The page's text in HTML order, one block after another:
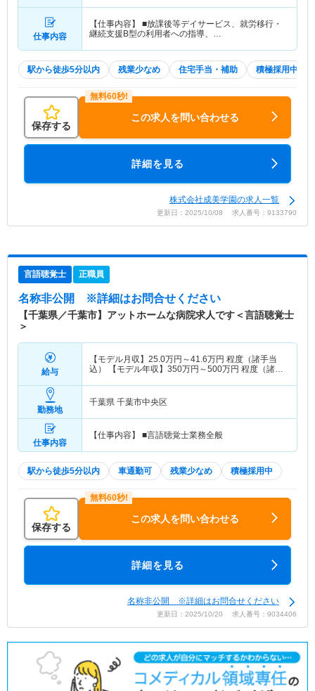
仕事内容
【仕事内容】 ■放課後等デイサービス、就労移行・
継続支援B型の利用者への指導、…
駅から徒歩5分以内 残業少なめ 住宅手当・補助 積極採用中
保存する
この求人を問い合わせる
詳細を見る
株式会社成美学園の求人一覧
更新日：2025/10/08 求人番号：9133790
言語聴覚士 正職員
名称非公開 ※詳細はお問合せください
【千葉県／千葉市】アットホームな病院求人です＜言語聴覚士
＞
給与
【モデル月収】 25.0万円～41.6万円 程度（諸手当
込） 【モデル年収】 350万円～500万円 程度（諸手
勤務地
千葉県 千葉市中央区
仕事内容
【仕事内容】 ■言語聴覚士業務全般
駅から徒歩5分以内 車通勤可 残業少なめ 積極採用中
保存する
この求人を問い合わせる
詳細を見る
名称非公開 ※詳細はお問合せください
更新日：2025/10/20 求人番号：9034406